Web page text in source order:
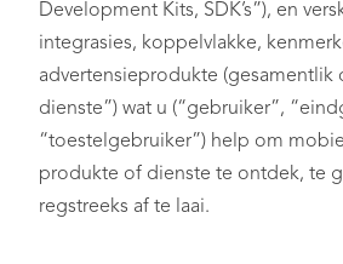
Development Kits, SDK’s”), en
integrasies, koppelvlakke,
advertensieprodukte (gesamentlik
dienste”) wat u (“gebruiker”,
“toestelgebruiker”) help om
produkte of dienste te ontdek, te
regstreeks af te laai.